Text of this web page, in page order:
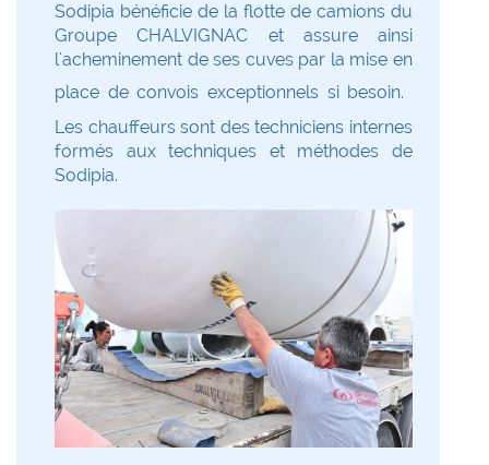
Sodipia bénéficie de la flotte de camions du
Groupe CHALVIGNAC et assure ainsi
l'acheminement de ses cuves par la mise en
place de convois exceptionnels si besoin.
Les chauffeurs sont des techniciens internes
formés aux techniques et méthodes de
Sodipia.